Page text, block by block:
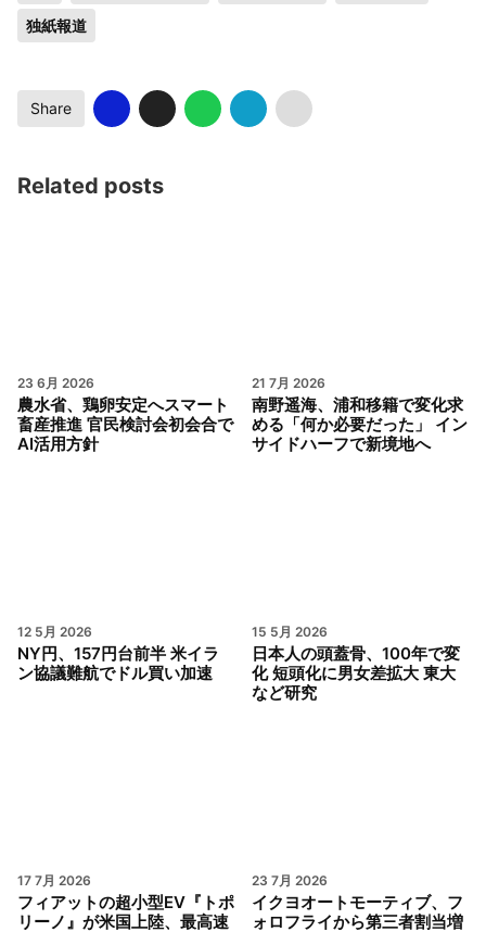
独紙報道
Share
Related posts
23 6月 2026
農水省、鶏卵安定へスマート
畜産推進 官民検討会初会合で
AI活用方針
21 7月 2026
南野遥海、浦和移籍で変化求
める「何か必要だった」 イン
サイドハーフで新境地へ
12 5月 2026
NY円、157円台前半 米イラ
ン協議難航でドル買い加速
15 5月 2026
日本人の頭蓋骨、100年で変
化 短頭化に男女差拡大 東大
など研究
17 7月 2026
フィアットの超小型EV『トポ
リーノ』が米国上陸、最高速
23 7月 2026
イクヨオートモーティブ、フ
ォロフライから第三者割当増